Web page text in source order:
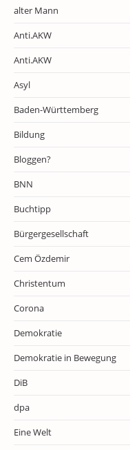
alter Mann
Anti.AKW
Anti.AKW
Asyl
Baden-Württemberg
Bildung
Bloggen?
BNN
Buchtipp
Bürgergesellschaft
Cem Özdemir
Christentum
Corona
Demokratie
Demokratie in Bewegung
DiB
dpa
Eine Welt